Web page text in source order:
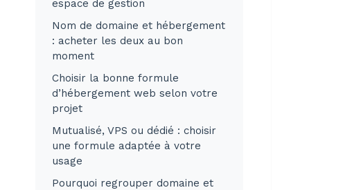
espace de gestion
Nom de domaine et hébergement
: acheter les deux au bon
moment
Choisir la bonne formule
d’hébergement web selon votre
projet
Mutualisé, VPS ou dédié : choisir
une formule adaptée à votre
usage
Pourquoi regrouper domaine et